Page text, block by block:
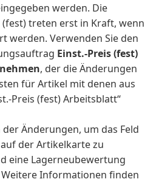
werden. Die
(fest) treten erst in Kraft, wenn
werden. Verwenden Sie den
Einst.-Preis (fest)
, der die Änderungen
für Artikel mit denen aus
Preis (fest) Arbeitsblatt“
Änderungen, um das Feld
auf der Artikelkarte zu
eine Lagerneubewertung
Informationen finden